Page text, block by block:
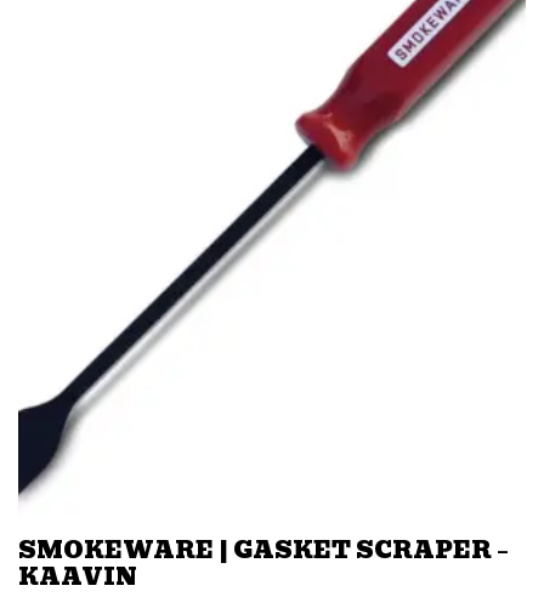
SMOKEWARE | GASKET SCRAPER –
KAAVIN